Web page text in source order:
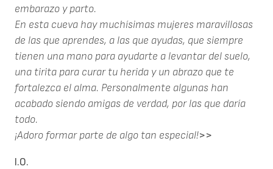
embarazo y parto.
En esta cueva hay muchísimas mujeres maravillosas
de las que aprendes, a las que ayudas, que siempre
tienen una mano para ayudarte a levantar del suelo,
una tirita para curar tu herida y un abrazo que te
fortalezca el alma. Personalmente algunas han
acabado siendo amigas de verdad, por las que daría
todo.
¡Adoro formar parte de algo tan especial!>>
I.O.